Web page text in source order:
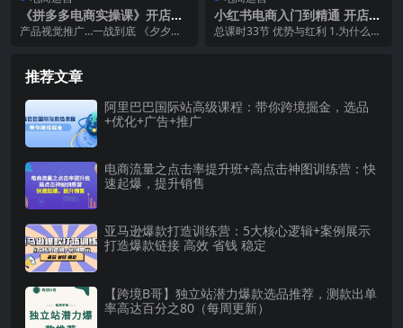
《拼多多电商实操课》开店不
迷茫，日销1000单+实操落地
产品视觉推广…一战到底 《夕夕电
小红书电商入门到精通 开店篇
选品篇 笔记篇 剪辑篇 赛道篇
总课时33节 优势与红利 1.为什么我
推荐文章
阿里巴巴国际站高级课程：带你跨境掘金，选品
+优化+广告+推广
电商流量之点击率提升班+高点击神图训练营：快
速起爆，提升销售
亚马逊爆款打造训练营：5大核心逻辑+案例展示
打造爆款链接 高效 省钱 稳定
【跨境B哥】独立站潜力爆款选品推荐，测款出单
率高达百分之80（每周更新）